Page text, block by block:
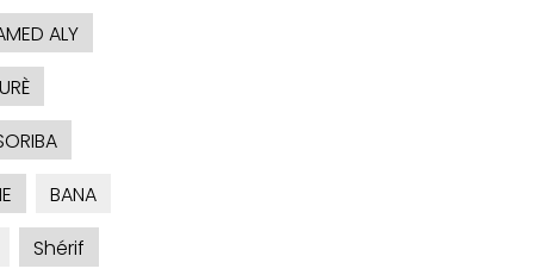
ALY
BANA
Shérif